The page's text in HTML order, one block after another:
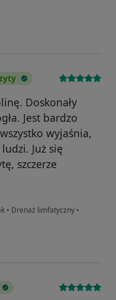
Doskonały
Jest bardzo
wyjaśnia,
Już się
szczerze
• Drenaż limfatyczny •